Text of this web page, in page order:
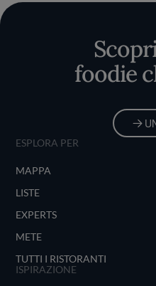
foodie
ESPLORA PER
MAPPA
LISTE
EXPERTS
METE
TUTTI I RISTORANTI
ISPIRAZIONE